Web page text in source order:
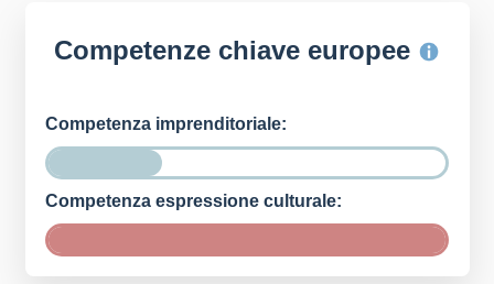
Competenze chiave europee
Competenza imprenditoriale:
Competenza espressione culturale: